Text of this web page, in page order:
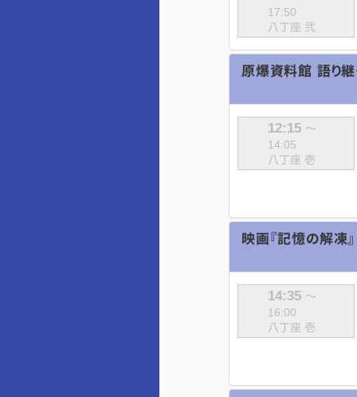
17:50
八丁座 弐
原爆資料館 語り継
12:15 ～
14:05
八丁座 壱
映画『記憶の解凍』
14:35 ～
16:00
八丁座 壱